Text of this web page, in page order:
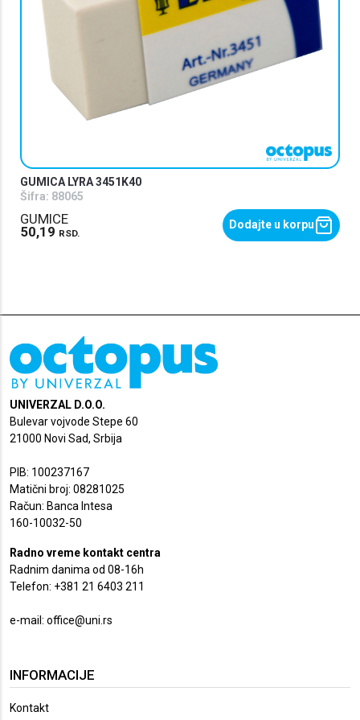
GUMICA LYRA 3451K40
Šifra: 88065
GUMICE
50,19 RSD.
Dodajte u korpu
UNIVERZAL D.O.O.
Bulevar vojvode Stepe 60
21000 Novi Sad, Srbija
PIB: 100237167
Matični broj: 08281025
Račun: Banca Intesa
160-10032-50
Radno vreme kontakt centra
Radnim danima od 08-16h
Telefon: +381 21 6403 211
e-mail: office@uni.rs
INFORMACIJE
Kontakt